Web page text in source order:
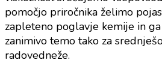
inštruktorjev
pomočjo priročnika želimo
zapleteno poglavje kemije in
zanimivo temo tako za
radovedneže.